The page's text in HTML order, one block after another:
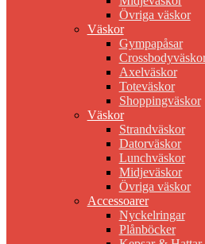
Övriga väskor
Väskor
Gympapåsar
Axelväskor
Toteväskor
Shoppingväskor
Väskor
Strandväskor
Datorväskor
Lunchväskor
Midjeväskor
Övriga väskor
Accessoarer
Nyckelringar
Plånböcker